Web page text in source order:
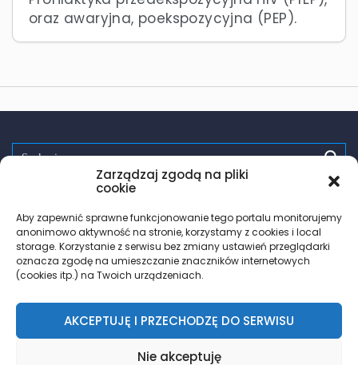
Zarządzaj zgodą na pliki
cookie
Aby zapewnić sprawne funkcjonowanie tego portalu monitorujemy
anonimowo aktywność na stronie, korzystamy z cookies i local
storage. Korzystanie z serwisu bez zmiany ustawień przeglądarki
oznacza zgodę na umieszczanie znaczników internetowych
(cookies itp.) na Twoich urządzeniach.
AKCEPTUJĘ I PRZECHODZĘ DO SERWISU
Nie akceptuję
oraz awaryjna, poekspozycyjna (PEP).
randki wsparcie
testy hiv
trans
© 2018 – 2026 Znajdz.lgbt